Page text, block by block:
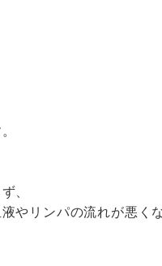
、
やリンパの流れが悪く